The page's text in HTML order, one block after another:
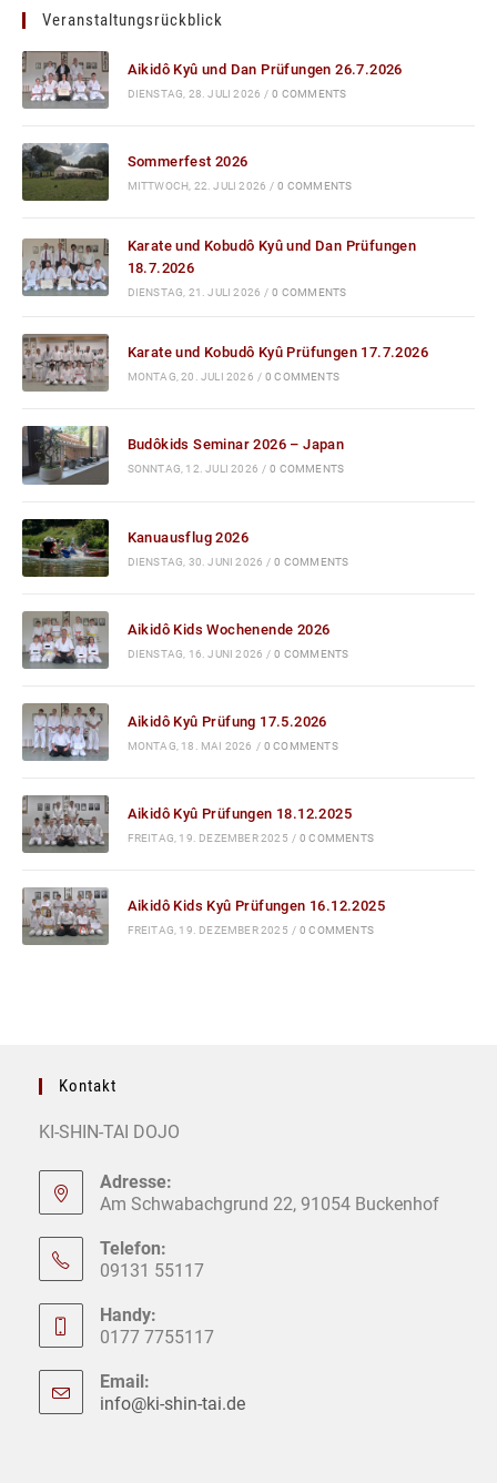
Veranstaltungsrückblick
Aikidô Kyû und Dan Prüfungen 26.7.2026
DIENSTAG, 28. JULI 2026 / 0 COMMENTS
Sommerfest 2026
MITTWOCH, 22. JULI 2026 / 0 COMMENTS
Karate und Kobudô Kyû und Dan Prüfungen
18.7.2026
DIENSTAG, 21. JULI 2026 / 0 COMMENTS
Karate und Kobudô Kyû Prüfungen 17.7.2026
MONTAG, 20. JULI 2026 / 0 COMMENTS
Budôkids Seminar 2026 – Japan
SONNTAG, 12. JULI 2026 / 0 COMMENTS
Kanuausflug 2026
DIENSTAG, 30. JUNI 2026 / 0 COMMENTS
Aikidô Kids Wochenende 2026
DIENSTAG, 16. JUNI 2026 / 0 COMMENTS
Aikidô Kyû Prüfung 17.5.2026
MONTAG, 18. MAI 2026 / 0 COMMENTS
Aikidô Kyû Prüfungen 18.12.2025
FREITAG, 19. DEZEMBER 2025 / 0 COMMENTS
Aikidô Kids Kyû Prüfungen 16.12.2025
FREITAG, 19. DEZEMBER 2025 / 0 COMMENTS
Kontakt
KI-SHIN-TAI DOJO
Adresse:
Am Schwabachgrund 22, 91054 Buckenhof
Telefon:
09131 55117
Handy:
0177 7755117
Email:
info@ki-shin-tai.deOpens